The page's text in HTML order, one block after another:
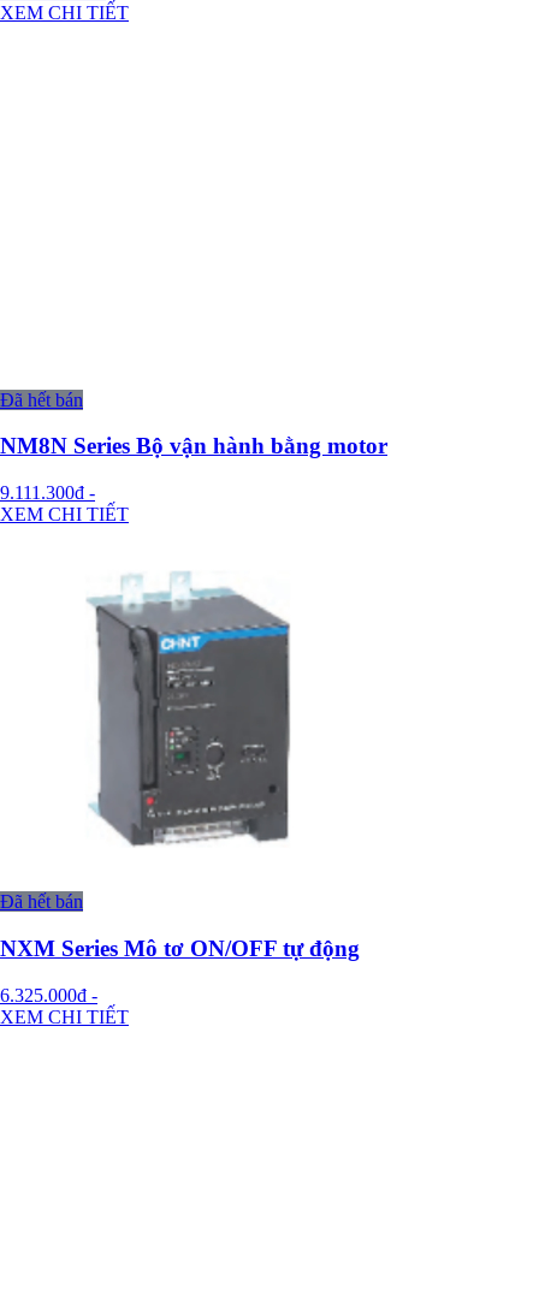
XEM CHI TIẾT
Đã hết bán
NM8N Series Bộ vận hành bằng motor
9.111.300đ -
XEM CHI TIẾT
Đã hết bán
NXM Series Mô tơ ON/OFF tự động
6.325.000đ -
XEM CHI TIẾT